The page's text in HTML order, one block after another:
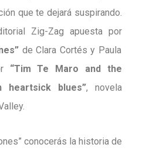
que te dejará suspirando.
Zig-Zag apuesta por
de Clara Cortés y Paula
“Tim Te Maro and the
heartsick blues”, novela
conocerás la historia de